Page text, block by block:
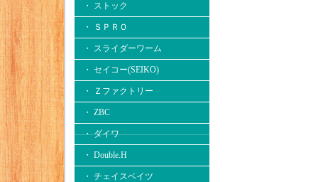
・ ストック
・ ＳＰＲＯ
・ スライダーワーム
・ セイコー(SEIKO)
・ Ｚファクトリー
・ ZBC
・ ダイワ
・ Double.H
・ チェイスベイツ